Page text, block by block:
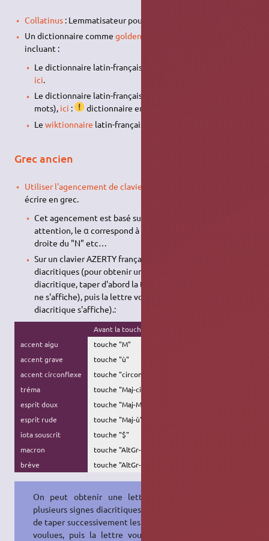
Collatinus: Lemmatisateur pour versions latines.
Un dictionnaire comme goldendict
incluant :
Le dictionnaire latin-français de collatinus (~10 000 mots),
ici.
Le dictionnaire latin-français de Robert Estienne (~22 000
mots), ici :
dictionnaire en latin du XVIe siècle
Lewiktionnaire latin-français :
Grec ancien
Utiliser l'agencement de clavier
écrire en grec.
Cet agencement est basé sur un clavier QWERTY :
attention, le α correspond à la touche "Q", le μ se situe à
droite du "N" etc…
Sur un clavier AZERTY français, voici comment trouver les
diacritiques (pour obtenir une lettre avec le signe
diacritique, taper d'abord la touche de la diacritique (rien
ne s'affiche), puis la lettre voulue (la lettre avec
diacritique s'affiche).:
Avant la touche de la lettre
accent aigu
touche "M"
accent grave
touche "ù"
accent circonflexe
touche "circonflexe"
tréma
touche "Maj-circonflexe"
esprit doux
touche "Maj-M"
esprit rude
touche "Maj-ù"
iota souscrit
touche "$"
macron
touche "AltGr-circonflexe"
brève
touche "AltGr-$"
On peut obtenir une lettre avec
plusieurs signes diacritiques :il suffit
de taper successivement les touches
voulues, puis la lettre voulue. Par